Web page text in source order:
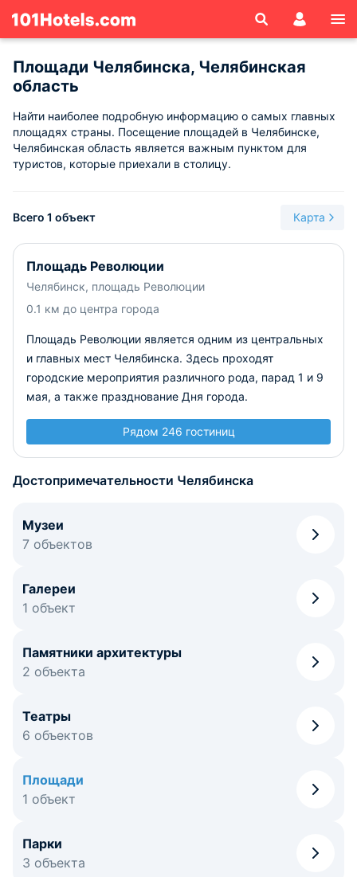
Площади Челябинска, Челябинская
область
Найти наиболее подробную информацию о самых главных
площадях страны. Посещение площадей в Челябинске,
Челябинская область является важным пунктом для
туристов, которые приехали в столицу.
Всего 1 объект Карта
Площадь Революции
Челябинск, площадь Революции
0.1 км до центра города
Площадь Революции является одним из центральных
и главных мест Челябинска. Здесь проходят
городские мероприятия различного рода, парад 1 и 9
мая, а также празднование Дня города.
Рядом 246 гостиниц
Достопримечательности Челябинска
Музеи
7 объектов
Галереи
1 объект
Памятники архитектуры
2 объекта
Театры
6 объектов
Площади
1 объект
Парки
3 объекта